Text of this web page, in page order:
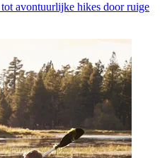
avontuurlijke hikes door ruige